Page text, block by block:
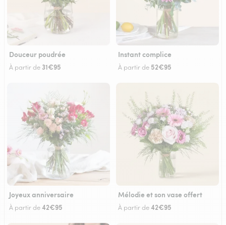
Douceur poudrée
À partir de 31€95
Instant complice
À partir de 52€95
Joyeux anniversaire
À partir de42€95
Mélodie et son vase offert
À partir de42€95